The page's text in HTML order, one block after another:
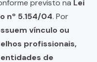
previsto na Lei
nº 5.154/04. Por
vínculo ou
profissionais,
de